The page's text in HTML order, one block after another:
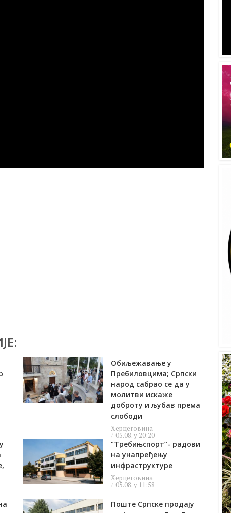
Обиљежавање у
Пребиловцима; Српски
народ сабрао се да у
молитви искаже
доброту и љубав према
слободи
Херцеговина
05.08. у 20:20
“Требињспорт”- радови
на унапређењу
инфраструктуре
Херцеговина
05.08. у 11:58
Поште Српске продају